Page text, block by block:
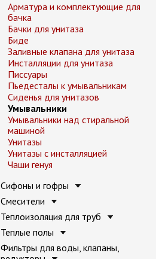
Арматура и комплектующие для
бачка
Бачки для унитаза
Биде
Заливные клапана для унитаза
Инсталляции для унитаза
Писсуары
Пьедесталы к умывальникам
Сиденья для унитазов
Умывальники
Умывальники над стиральной
машиной
Унитазы
Унитазы с инсталляцией
Чаши генуя
Сифоны и гофры
Смесители
Теплоизоляция для труб
Теплые полы
Фильтры для воды, клапаны,